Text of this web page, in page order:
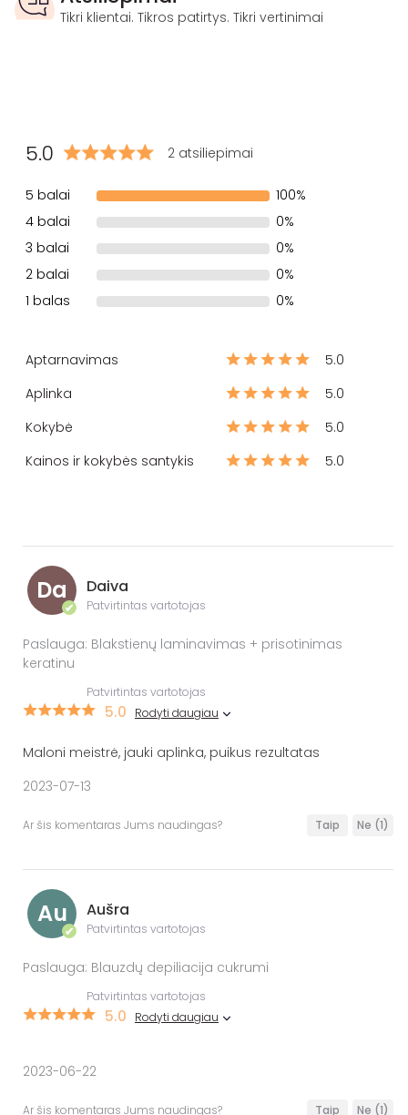
Tikri klientai. Tikros patirtys. Tikri vertinimai
5.0 2 atsiliepimai
5 balai
100%
4 balai
0%
3 balai
0%
2 balai
0%
1 balas
0%
Aptarnavimas
5.0
Aplinka
5.0
Kokybė
5.0
Kainos ir kokybės santykis
5.0
Da
✔
Daiva
Patvirtintas vartotojas
Paslauga: Blakstienų laminavimas + prisotinimas
keratinu
Patvirtintas vartotojas
5.0 Rodyti daugiau
Maloni meistrė, jauki aplinka, puikus rezultatas
2023-07-13
Ar šis komentaras Jums naudingas? Taip Ne (1)
Au
✔
Aušra
Patvirtintas vartotojas
Paslauga: Blauzdų depiliacija cukrumi
Patvirtintas vartotojas
5.0 Rodyti daugiau
2023-06-22
Ar šis komentaras Jums naudingas? Taip Ne (1)